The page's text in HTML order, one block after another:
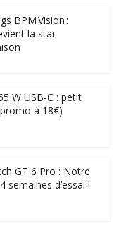
BPM Vision :
la star
W USB-C : petit
à 18€)
GT 6 Pro : Notre
semaines d’essai !